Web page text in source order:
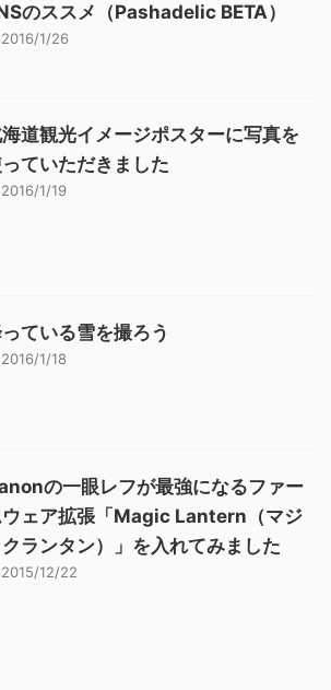
のススメ（Pashadelic BETA）
2016/1/26
道観光イメージポスターに写真を
ていただきました
2016/1/19
っている雪を撮ろう
2016/1/18
の一眼レフが最強になるファー
ウェア拡張「Magic Lantern（マジ
クランタン）」を入れてみました
2015/12/22